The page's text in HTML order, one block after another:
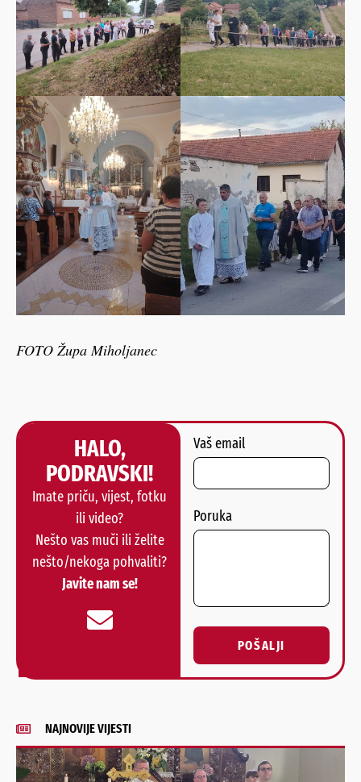
FOTO Župa Miholjanec
HALO,
PODRAVSKI!
Imate priču, vijest, fotku
ili video?
Nešto vas muči ili želite
nešto/nekoga pohvaliti?
Javite nam se!
Vaš email
Poruka
POŠALJI
Alternative:
NAJNOVIJE VIJESTI